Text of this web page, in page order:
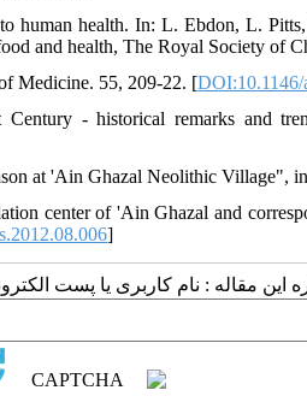
human health. In: L. Ebdon, L.
and health, The Royal Society of
Medicine. 55, 209-22. [DOI:10.1146/
- historical remarks and
at 'Ain Ghazal Neolithic Village",
center of 'Ain Ghazal and
]
این مقاله : نام کاربری یا پست